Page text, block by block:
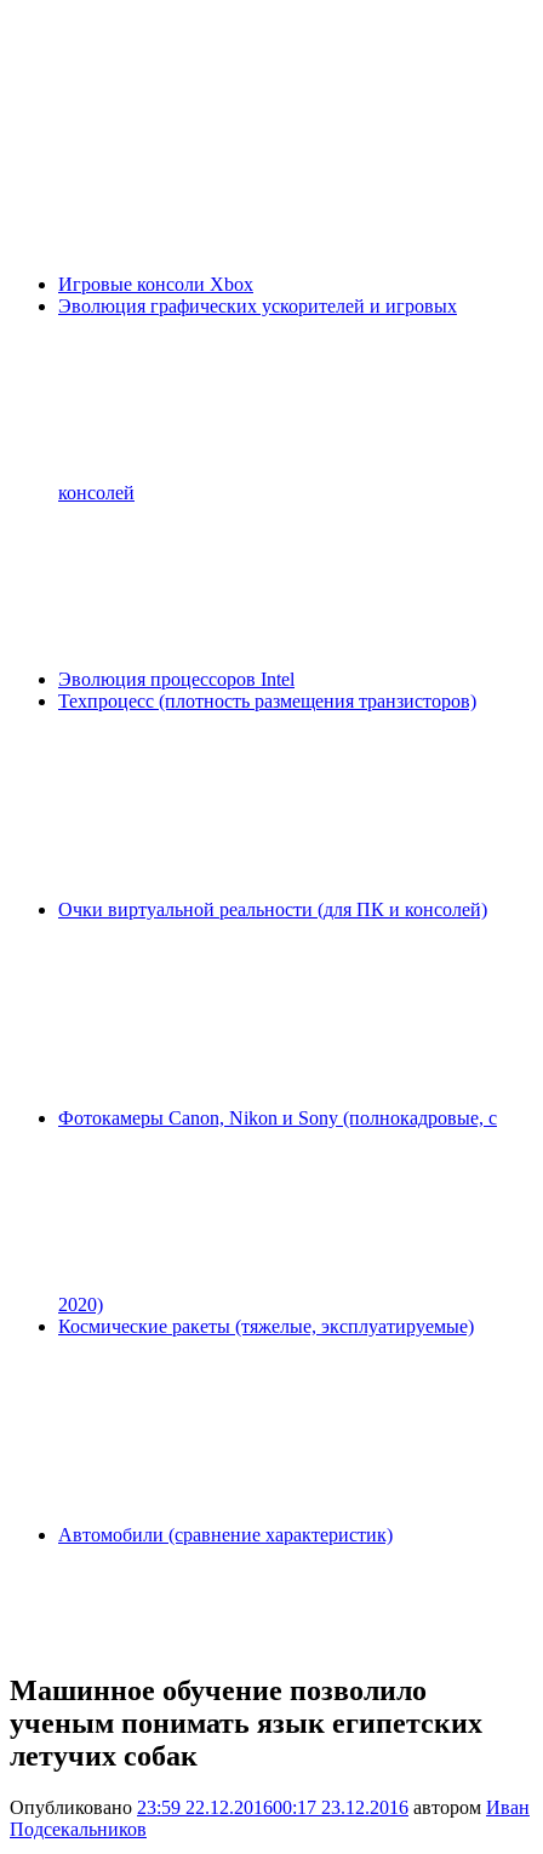
Игровые консоли Xbox
Эволюция графических ускорителей и игровых
консолей
Эволюция процессоров Intel
Техпроцесс (плотность размещения транзисторов)
Очки виртуальной реальности (для ПК и консолей)
Фотокамеры Canon, Nikon и Sony (полнокадровые, с
2020)
Космические ракеты (тяжелые, эксплуатируемые)
Автомобили (сравнение характеристик)
Машинное обучение позволило
ученым понимать язык египетских
летучих собак
Опубликовано 23:59 22.12.201600:17 23.12.2016 автором Иван
Подсекальников